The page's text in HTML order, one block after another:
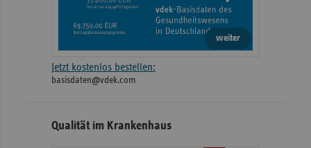
weiter
Jetzt kostenlos bestellen:
basisdaten@vdek.com
Qualität im Krankenhaus